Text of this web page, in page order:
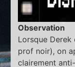
Observation
Lorsque Derek
prof noir), on
clairement